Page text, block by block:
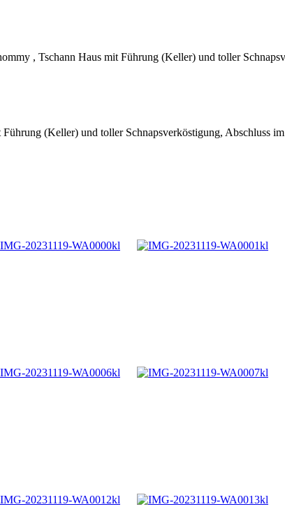
, Tschann Haus mit Führung (Keller) und toller
(Keller) und toller Schnapsverköstigung, Abschluss